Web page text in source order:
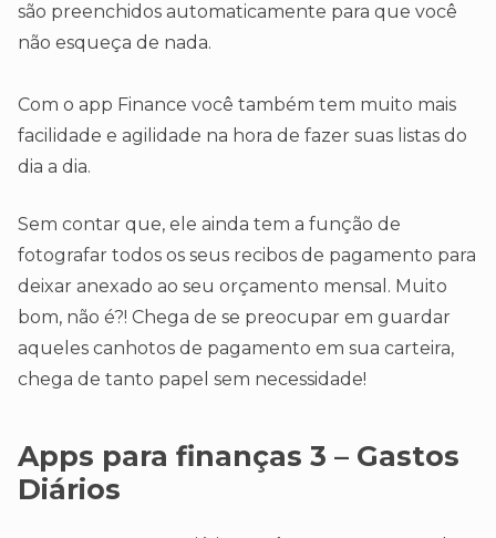
são preenchidos automaticamente para que você
não esqueça de nada.
Com o app Finance você também tem muito mais
facilidade e agilidade na hora de fazer suas listas do
dia a dia.
Sem contar que, ele ainda tem a função de
fotografar todos os seus recibos de pagamento para
deixar anexado ao seu orçamento mensal. Muito
bom, não é?! Chega de se preocupar em guardar
aqueles canhotos de pagamento em sua carteira,
chega de tanto papel sem necessidade!
Apps para finanças 3 – Gastos
Diários